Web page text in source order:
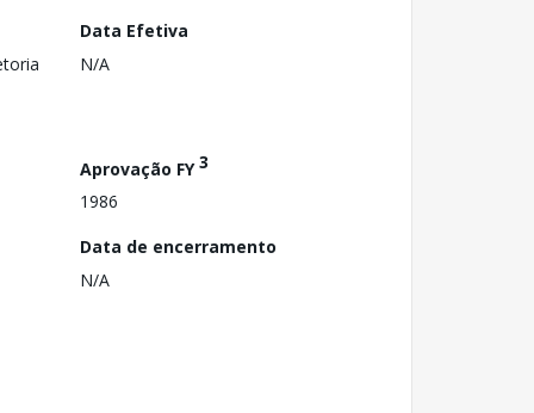
Data Efetiva
N/A
Aprovação FY3
1986
Data de encerramento
N/A